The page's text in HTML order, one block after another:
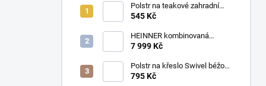
Polstr na teakové zahradní
křeslo vysoké - látka motiv
545 Kč
HEINNER kombinovaná
chladnička HF-
7 999 Kč
Polstr na křeslo Swivel béžový
melír
795 Kč